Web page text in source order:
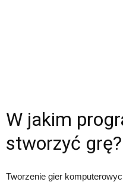
W jakim
stworzyć grę?
Tworzenie gier